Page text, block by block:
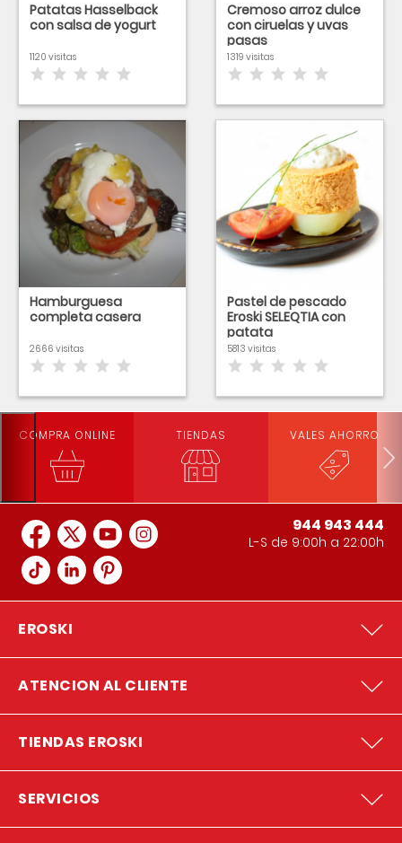
Patatas Hasselback
con salsa de yogurt
1120 visitas
Cremoso arroz dulce
con ciruelas y uvas
pasas
1319 visitas
Hamburguesa
completa casera
2666 visitas
Pastel de pescado
Eroski SELEQTIA con
patata
5813 visitas
COMPRA ONLINE TIENDAS VALES AHORRO
944 943 444
L-S de 9:00h a 22:00h
EROSKI
ATENCION AL CLIENTE
TIENDAS EROSKI
SERVICIOS